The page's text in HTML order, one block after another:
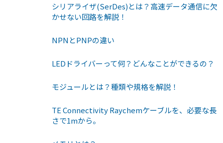
シリアライザ(SerDes)とは？高速データ通信に欠
かせない回路を解説！
NPNとPNPの違い
LEDドライバーって何？どんなことができるの？
モジュールとは？種類や規格を解説！
TE Connectivity Raychemケーブルを、必要な長
さで1mから。